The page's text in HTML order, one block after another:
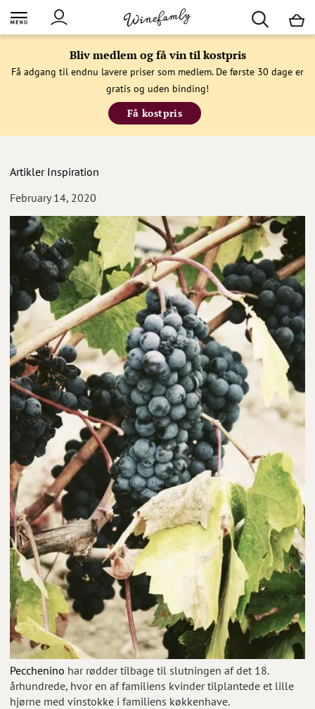
Bliv medlem og få vin til kostpris
Få adgang til endnu lavere priser som medlem. De første 30 dage er
gratis og uden binding!
Få kostpris
Artikler Inspiration
February 14, 2020
Pecchenino har rødder tilbage til slutningen af det 18.
århundrede, hvor en af familiens kvinder tilplantede et lille
hjørne med vinstokke i familiens køkkenhave.